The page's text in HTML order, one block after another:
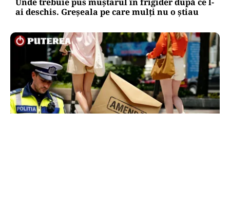
ai deschis. Greșeala pe care mulți nu o știau